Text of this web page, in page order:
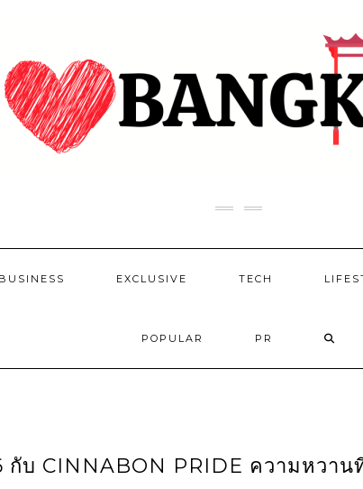
BUSINESS EXCLUSIVE TECH
POPULAR PR
กับ CINNABON PRIDE ความหวาน